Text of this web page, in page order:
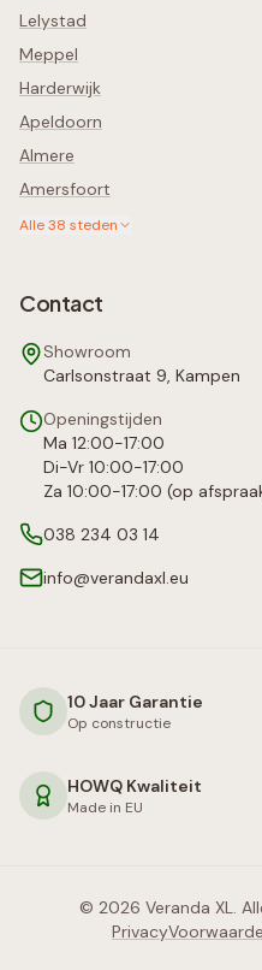
Lelystad
Meppel
Harderwijk
Apeldoorn
Almere
Amersfoort
Alle38 steden
Contact
Showroom
Carlsonstraat 9, Kampen
Openingstijden
Ma 12:00-17:00
Di-Vr 10:00-17:00
Za 10:00-17:00 (op
038 234 03 14
info@verandaxl.eu
10 Jaar Garantie
Op constructie
HOWQ Kwaliteit
Made in EU
© 2026 Veranda XL.
Privacy